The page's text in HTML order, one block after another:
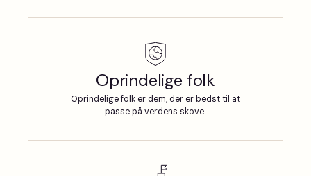
Oprindelige folk
Oprindelige folk er dem, der er bedst til at
passe på verdens skove.